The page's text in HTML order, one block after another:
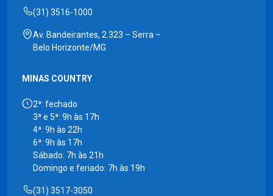
(31) 3516-1000
Av. Bandeirantes, 2.323 – Serra –
Belo Horizonte/MG
MINAS COUNTRY
2ª: fechado
3ª e 5ª: 9h às 17h
4ª: 9h às 22h
6ª: 9h às 17h
Sábado: 7h às 21h
Domingo e feriado: 7h às 19h
(31) 3517-3050